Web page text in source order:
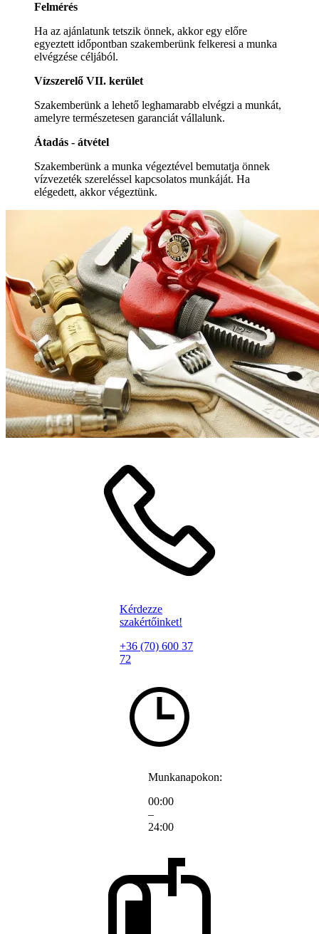
Felmérés
Ha az ajánlatunk tetszik önnek, akkor egy előre
egyeztett időpontban szakemberünk felkeresi a munka
elvégzése céljából.
Vízszerelő VII. kerület
Szakemberünk a lehető leghamarabb elvégzi a munkát,
amelyre természetesen garanciát vállalunk.
Átadás - átvétel
Szakemberünk a munka végeztével bemutatja önnek
vízvezeték szereléssel kapcsolatos munkáját. Ha
elégedett, akkor végeztünk.
Kérdezze
szakértőinket!
+36 (70) 600 37
72
Munkanapokon:
00:00
–
24:00